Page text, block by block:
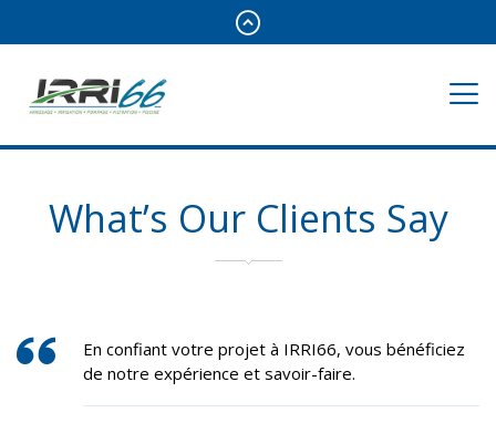
What’s Our Clients Say
En confiant votre projet à IRRI66, vous bénéficiez
de notre expérience et savoir-faire.